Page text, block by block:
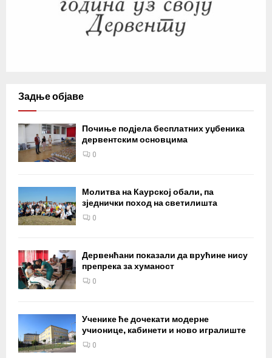
Задње објаве
Почиње подјела бесплатних уџбеника
дервентским основцима
0
Молитва на Каурској обали, па
зједнички поход на светилишта
0
Дервенћани показали да врућине нису
препрека за хуманост
0
Ученике ће дочекати модерне
учионице, кабинети и ново игралиште
0